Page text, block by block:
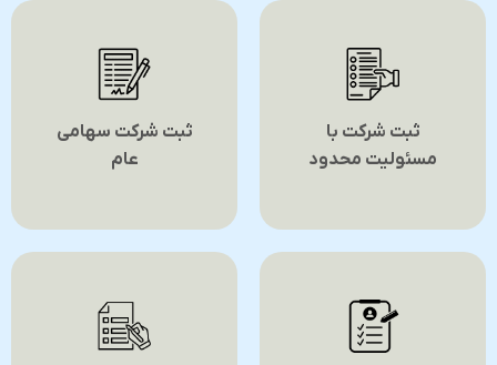
ثبت شرکت با
مسئولیت محدود
ثبت شرکت سهامی
عام